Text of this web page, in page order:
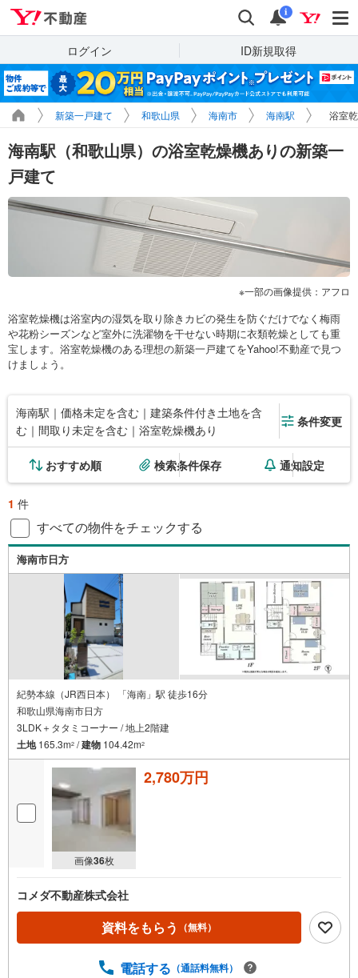
検索 通知
i
ログイン ID新規取得
新築一戸建て 和歌山県 海南市 海南駅 浴室
海南駅（和歌山県）の浴室乾燥機ありの新築一
戸建て
一部の画像提供：アフロ
浴室乾燥機は浴室内の湿気を取り除きカビの発生を防ぐだけでなく梅雨
や花粉シーズンなど室外に洗濯物を干せない時期に衣類乾燥としても重
宝します。浴室乾燥機のある理想の新築一戸建てをYahoo!不動産で見つ
けましょう。
海南駅｜価格未定を含む｜建築条件付き土地を含
む｜間取り未定を含む｜浴室乾燥機あり
条件変更
おすすめ順 検索条件保存 通知設定
1 件
すべての物件をチェックする
海南市日方
紀勢本線（JR西日本） 「海南」駅 徒歩16分
和歌山県海南市日方
3LDK＋タタミコーナー / 地上2階建
土地165.3m2 /建物 104.42m2
画像36枚
2,780万円
コメダ不動産株式会社
資料をもらう （無料）
電話する （通話料無料）